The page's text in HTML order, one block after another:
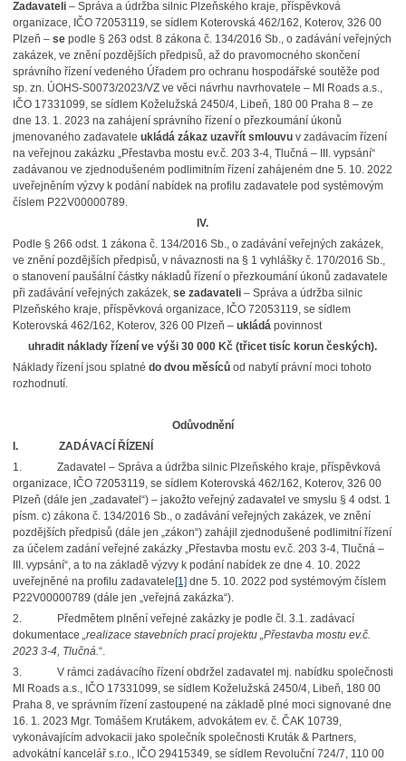
Zadavateli– Správa a údržba silnic Plzeňského kraje, příspěvková
organizace, IČO 72053119, se sídlem Koterovská 462/162, Koterov, 326 00
Plzeň – se podle § 263 odst. 8 zákona č. 134/2016 Sb., o zadávání veřejných
zakázek, ve znění pozdějších předpisů, až do pravomocného skončení
správního řízení vedeného Úřadem pro ochranu hospodářské soutěže pod
sp. zn. ÚOHS-S0073/2023/VZ ve věci návrhu navrhovatele – MI Roads a.s.,
IČO 17331099, se sídlem Koželužská 2450/4, Libeň, 180 00 Praha 8 – ze
dne 13. 1. 2023 na zahájení správního řízení o přezkoumání úkonů
jmenovaného zadavatele ukládá zákaz uzavřít smlouvu v zadávacím řízení
na veřejnou zakázku „Přestavba mostu ev.č. 203 3-4, Tlučná – III. vypsání“
zadávanou ve zjednodušeném podlimitním řízení zahájeném dne 5. 10. 2022
uveřejněním výzvy k podání nabídek na profilu zadavatele pod systémovým
číslem P22V00000789.
IV.
Podle § 266 odst. 1 zákona č. 134/2016 Sb., o zadávání veřejných zakázek,
ve znění pozdějších předpisů, v návaznosti na § 1 vyhlášky č. 170/2016 Sb.,
o stanovení paušální částky nákladů řízení o přezkoumání úkonů zadavatele
při zadávání veřejných zakázek, se zadavateli– Správa a údržba silnic
Plzeňského kraje, příspěvková organizace, IČO 72053119, se sídlem
Koterovská 462/162, Koterov, 326 00 Plzeň – ukládápovinnost
uhradit náklady řízení ve výši 30 000 Kč (třicet tisíc korun českých).
Náklady řízení jsou splatné do dvou měsícůod nabytí právní moci tohoto
rozhodnutí.
Odůvodnění
I. ZADÁVACÍ ŘÍZENÍ
1. Zadavatel – Správa a údržba silnic Plzeňského kraje, příspěvková
organizace, IČO 72053119, se sídlem Koterovská 462/162, Koterov, 326 00
Plzeň (dále jen „zadavatel“) – jakožto veřejný zadavatel ve smyslu § 4 odst. 1
písm. c) zákona č. 134/2016 Sb., o zadávání veřejných zakázek, ve znění
pozdějších předpisů (dále jen „zákon“) zahájil zjednodušené podlimitní řízení
za účelem zadání veřejné zakázky „Přestavba mostu ev.č. 203 3-4, Tlučná –
III. vypsání“, a to na základě výzvy k podání nabídek ze dne 4. 10. 2022
uveřejněné na profilu zadavatele [1] dne 5. 10. 2022 pod systémovým číslem
P22V00000789 (dále jen „veřejná zakázka“).
2. Předmětem plnění veřejné zakázky je podle čl. 3.1. zadávací
dokumentace „realizace stavebních prací projektu „Přestavba mostu ev.č.
2023 3-4, Tlučná.“.
3. V rámci zadávacího řízení obdržel zadavatel mj. nabídku společnosti
MI Roads a.s., IČO 17331099, se sídlem Koželužská 2450/4, Libeň, 180 00
Praha 8, ve správním řízení zastoupené na základě plné moci signované dne
16. 1. 2023 Mgr. Tomášem Krutákem, advokátem ev. č. ČAK 10739,
vykonávajícím advokacii jako společník společnosti Kruták & Partners,
advokátní kancelář s.r.o., IČO 29415349, se sídlem Revoluční 724/7, 110 00